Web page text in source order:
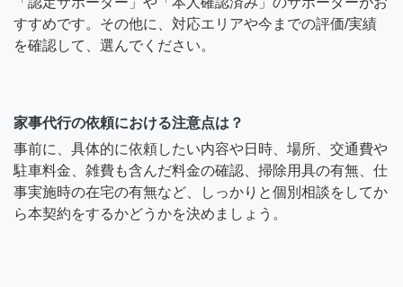
すすめです。その他に、対応エリアや今までの評価/実績
を確認して、選んでください。
家事代行の依頼における注意点は？
事前に、具体的に依頼したい内容や日時、場所、交通費や
駐車料金、雑費も含んだ料金の確認、掃除用具の有無、仕
事実施時の在宅の有無など、しっかりと個別相談をしてか
ら本契約をするかどうかを決めましょう。